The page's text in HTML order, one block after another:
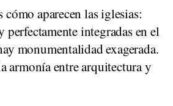
aparecen las iglesias:
perfectamente integradas en el
monumentalidad exagerada.
armonía entre arquitectura y